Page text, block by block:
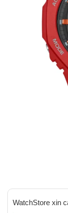
WatchStore xin